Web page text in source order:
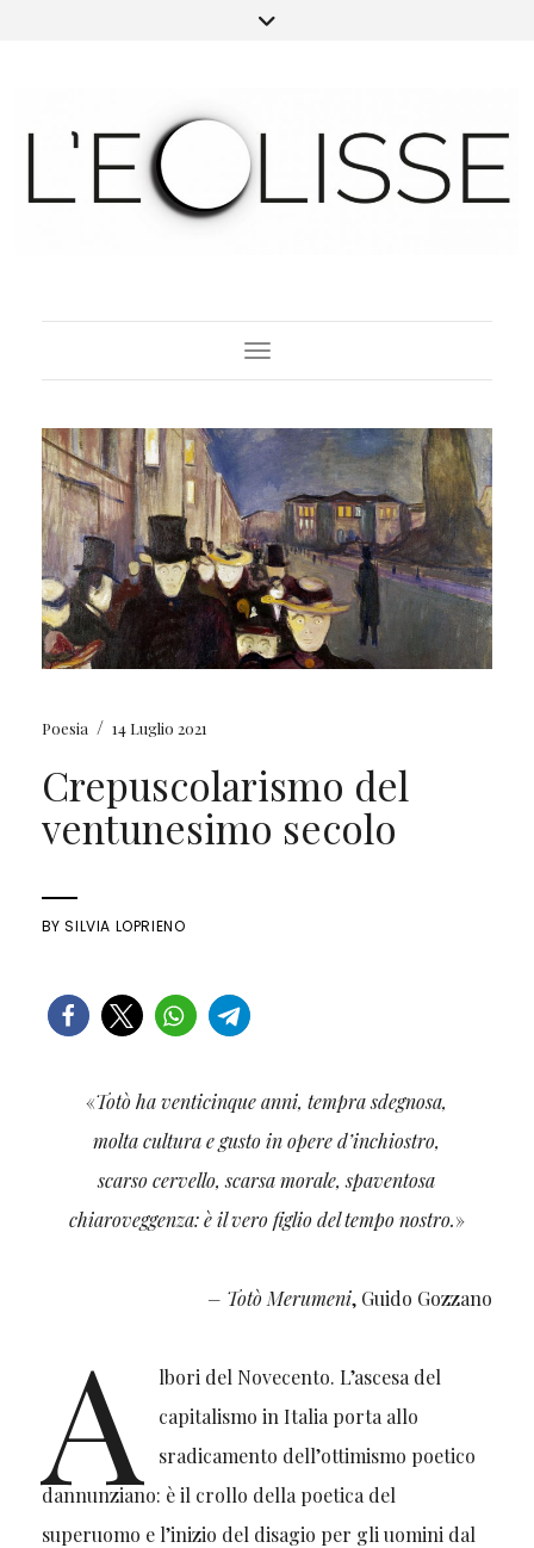
Toggle Navigation
Poesia / 14 Luglio 2021
Crepuscolarismo del
ventunesimo secolo
BYSILVIA LOPRIENO
«Totò ha venticinque anni, tempra sdegnosa,
molta cultura e gusto in opere d’inchiostro,
scarso cervello, scarsa morale, spaventosa
chiaroveggenza: è il vero figlio del tempo nostro.»
– Totò Merumeni, Guido Gozzano
A
lbori del Novecento. L’ascesa del
capitalismo in Italia porta allo
sradicamento dell’ottimismo poetico
dannunziano: è il crollo della poetica del
superuomo e l’inizio del disagio per gli uomini dal